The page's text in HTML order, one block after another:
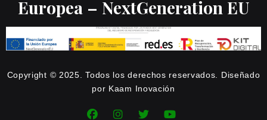
Europea – NextGeneration EU
Copyright © 2025. Todos los derechos reservados. Diseñado
por Kaam Inovación